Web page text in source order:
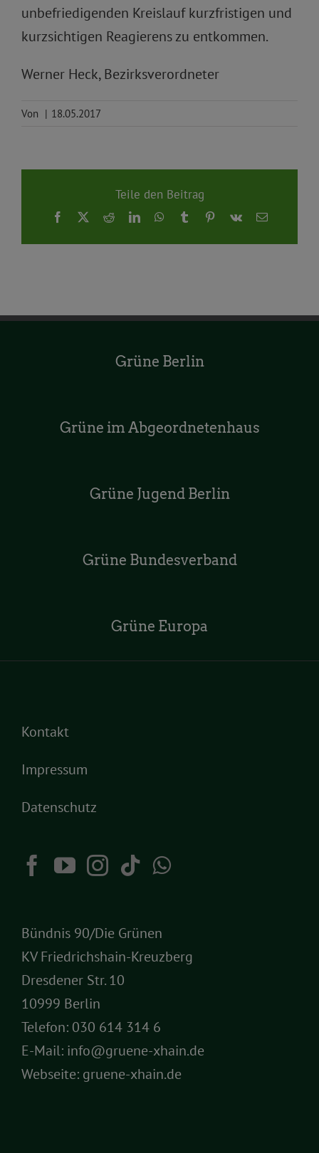
unbefriedigenden Kreislauf kurzfristigen und
kurzsichtigen Reagierens zu entkommen.
Werner Heck, Bezirksverordneter
Von | 18.05.2017
Teile den Beitrag
Facebook
X RedditLinkedInWhatsApp
TumblrPinterest
Vk
E-
Grüne Berlin
Grüne im Abgeordnetenhaus
Grüne Jugend Berlin
Grüne Bundesverband
Grüne Europa
Kontakt
Impressum
Datenschutz
Bündnis 90/Die Grünen
KV Friedrichshain-Kreuzberg
Dresdener Str. 10
10999 Berlin
Telefon: 030 614 314 6
E-Mail: info@gruene-xhain.de
Webseite: gruene-xhain.de